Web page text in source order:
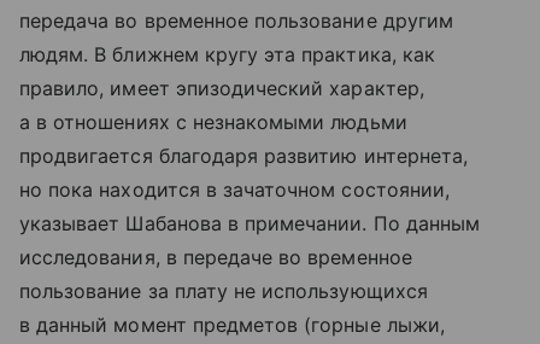
передача во временное пользование другим
людям. В ближнем кругу эта практика, как
правило, имеет эпизодический характер,
а в отношениях с незнакомыми людьми
продвигается благодаря развитию интернета,
но пока находится в зачаточном состоянии,
указывает Шабанова в примечании. По данным
исследования, в передаче во временное
пользование за плату не использующихся
в данный момент предметов (горные лыжи,